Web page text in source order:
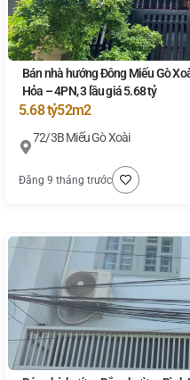
Bán nhà hướng Đông Miếu Gò
Hỏa – 4PN, 3 lầu giá 5.68 tỷ
5.68 tỷ52m2
72/3B Miếu Gò Xoài
Đăng 9 tháng trước